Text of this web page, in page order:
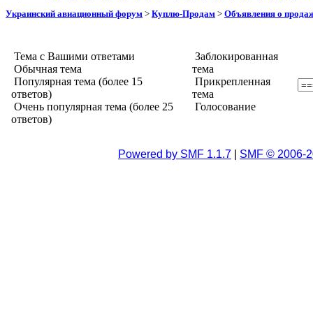
Украинский авиационный форум > Куплю-Продам > Объявления о
Тема с Вашими ответами
Обычная тема
Популярная тема (более 15
ответов)
Очень популярная тема (более 25
ответов)
Заблокированная
тема
Прикрепленная
тема
Голосование
Powered by SMF 1.1.7 SMF © 2006-